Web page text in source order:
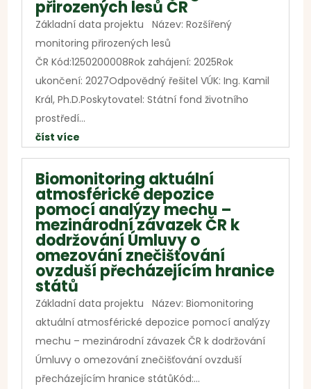
přirozených lesů ČR
Základní data projektu Název: Rozšířený
monitoring přirozených lesů
ČR Kód:1250200008Rok zahájení: 2025Rok
ukončení: 2027Odpovědný řešitel VÚK: Ing. Kamil
Král, Ph.D.Poskytovatel: Státní fond životního
prostředí...
číst více
Biomonitoring aktuální
atmosférické depozice
pomocí analýzy mechu –
mezinárodní závazek ČR k
dodržování Úmluvy o
omezování znečišťování
ovzduší přecházejícím hranice
států
Základní data projektu Název: Biomonitoring
aktuální atmosférické depozice pomocí analýzy
mechu – mezinárodní závazek ČR k dodržování
Úmluvy o omezování znečišťování ovzduší
přecházejícím hranice státůKód:...